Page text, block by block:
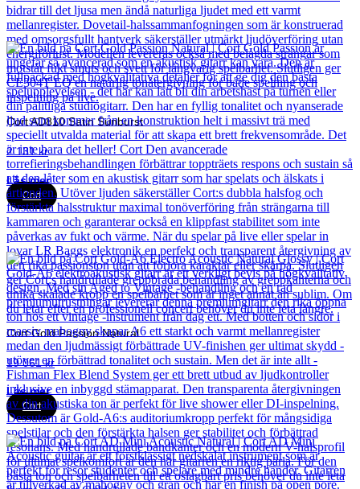
Cort AD810 Satin Sunburst
2 131kr
Läs mer
Cort
Cort Gold Passion Natural
19 061kr
Läs mer
Cort